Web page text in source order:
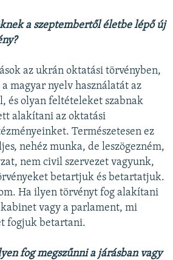
a szeptembertől életbe lépő új
az ukrán oktatási törvényben,
magyar nyelv használatát az
és olyan feltételeket szabnak
alakítani az oktatási
Természetesen ez
nehéz munka, de leszögezném,
nem civil szervezet vagyunk,
betartjuk és betartatjuk.
Ha ilyen törvényt fog alakítani
vagy a parlament, mi
fogjuk betartani.
fog megszűnni a járásban vagy